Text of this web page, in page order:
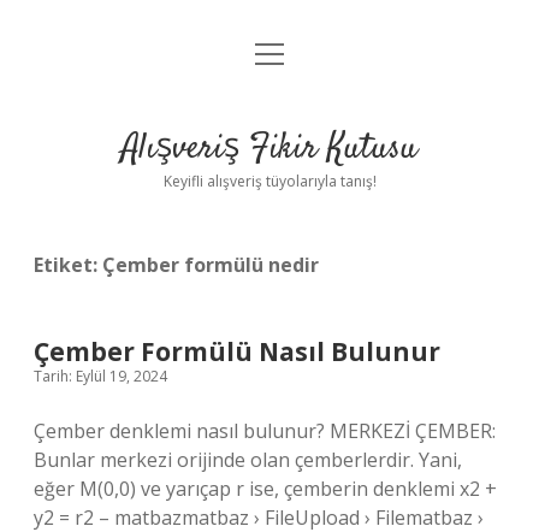
Anasayfa
Yasal Uyarı
menüyü
Alışveriş Fikir Kutusu
Keyifli alışveriş tüyolarıyla tanış!
Etiket: Çember formülü nedir
Çember Formülü Nasıl Bulunur
Tarih: Eylül 19, 2024
Çember denklemi nasıl bulunur? MERKEZİ ÇEMBER:
Bunlar merkezi orijinde olan çemberlerdir. Yani,
eğer M(0,0) ve yarıçap r ise, çemberin denklemi x2 +
y2 = r2 – matbazmatbaz › FileUpload › Filematbaz ›